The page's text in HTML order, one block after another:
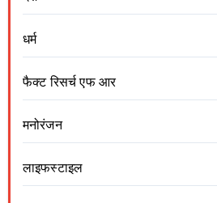
धर्म
फैक्ट रिसर्च एफ आर
मनोरंजन
लाइफस्टाइल